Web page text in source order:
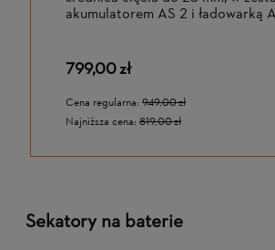
akumulatorem AS 2 i ładowarką
799,00 zł
Cena regularna: 949,00 zł
Najniższa cena: 819,00 zł
Sekatory na baterie